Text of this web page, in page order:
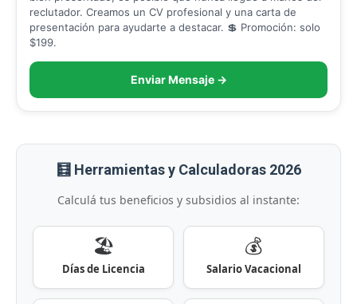
reclutador. Creamos un CV profesional y una carta de
presentación para ayudarte a destacar. 💲 Promoción: solo
$199.
Enviar Mensaje →
🧮 Herramientas y Calculadoras 2026
Calculá tus beneficios y subsidios al instante:
🏖️
Días de Licencia
💰
Salario Vacacional